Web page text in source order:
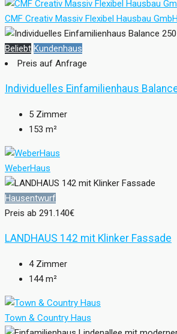
CMF Creativ Massiv Flexibel Hausbau GmbH
Beliebt Kundenhaus
Preis auf Anfrage
Individuelles Einfamilienhaus
5 Zimmer
153 m²
WeberHaus
Hausentwurf
Preis ab 291.140€
LANDHAUS 142 mit Klinker Fassade
4 Zimmer
144 m²
Town & Country Haus